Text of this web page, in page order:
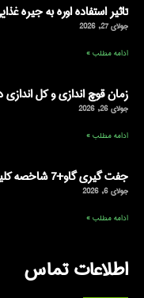
تاثیر استفاده اوره به جیره
جولای 27, 2026
ادامه مطلب »
زمان قوچ اندازی و کل اندازی
جولای 26, 2026
ادامه مطلب »
جفت گیری گاو+7 شاخصه کلیدی و سن مناسب جفت گیری گاوها
جولای 6, 2026
ادامه مطلب »
اطلاعات تماس